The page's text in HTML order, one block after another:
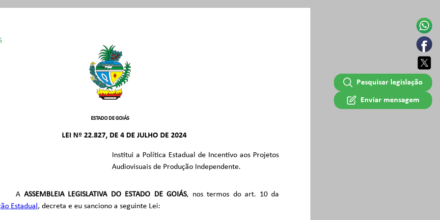
ESTADO DE GOIÁS
LEI Nº 22.827, DE 4 DE JULHO DE 2024
Institui a Política Estadual de Incentivo aos Projetos
Audiovisuais de Produção Independente.
A ASSEMBLEIA LEGISLATIVA DO ESTADO DE GOIÁS, nos termos do art. 10 da
Estadual , decreta e eu sanciono a seguinte Lei:
Pesquisar legislação
Enviar mensagem